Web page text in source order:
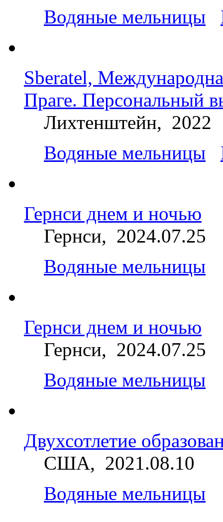
Водяные мельницы
Sberatel,
Праге. Персональный
Лихтенштейн, 2022
Водяные мельницы
Гернси днем ​​и ночью
Гернси, 2024.07.25
Водяные мельницы
Гернси днем ​​и ночью
Гернси, 2024.07.25
Водяные мельницы
Двухсотлетие
США, 2021.08.10
Водяные мельницы